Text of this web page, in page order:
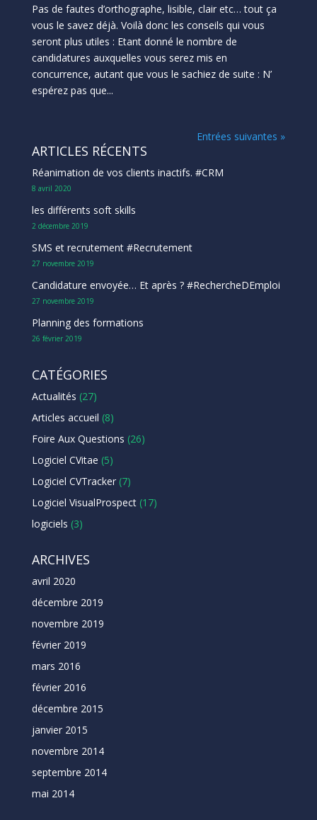
Pas de fautes d’orthographe, lisible, clair etc… tout ça
vous le savez déjà. Voilà donc les conseils qui vous
seront plus utiles : Etant donné le nombre de
candidatures auxquelles vous serez mis en
concurrence, autant que vous le sachiez de suite : N’
espérez pas que...
Entrées suivantes »
ARTICLES RÉCENTS
Réanimation de vos clients inactifs. #CRM
8 avril 2020
les différents soft skills
2 décembre 2019
SMS et recrutement #Recrutement
27 novembre 2019
Candidature envoyée… Et après ? #RechercheDEmploi
27 novembre 2019
Planning des formations
26 février 2019
CATÉGORIES
Actualités (27)
Articles accueil (8)
Foire Aux Questions (26)
Logiciel CVitae (5)
Logiciel CVTracker(7)
Logiciel VisualProspect(17)
logiciels (3)
ARCHIVES
avril 2020
décembre 2019
novembre 2019
février 2019
mars 2016
février 2016
décembre 2015
janvier 2015
novembre 2014
septembre 2014
mai 2014